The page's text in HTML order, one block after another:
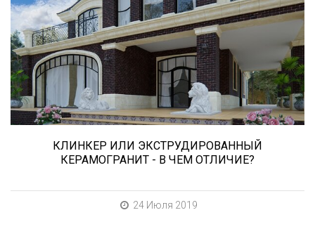
Сегодня «клинкером» называют все подряд...
и напольную плитку и ступени (фронтальные,
угловые) для облицовки крыльца, фасадную
плитку и другие материалы преимущественно
для экстерьерной отделки домов, зон
мангала, барбекю, лестниц и...
КЛИНКЕР ИЛИ ЭКСТРУДИРОВАННЫЙ
КЕРАМОГРАНИТ - В ЧЕМ ОТЛИЧИЕ?
24 Июля 2019